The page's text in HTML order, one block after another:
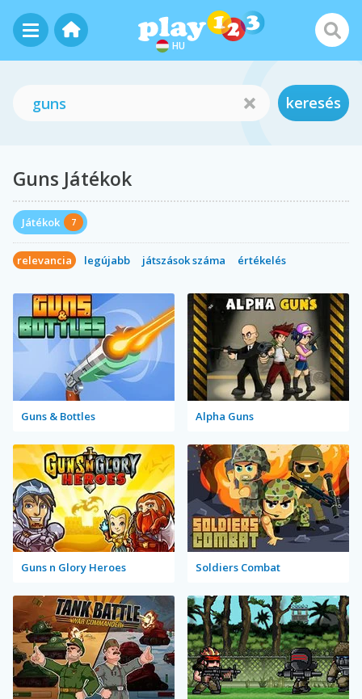
HU
keresés
Guns Játékok
Játékok 7
relevancia legújabb játszások száma értékelés
Guns & Bottles Alpha Guns
Guns n Glory Heroes Soldiers Combat